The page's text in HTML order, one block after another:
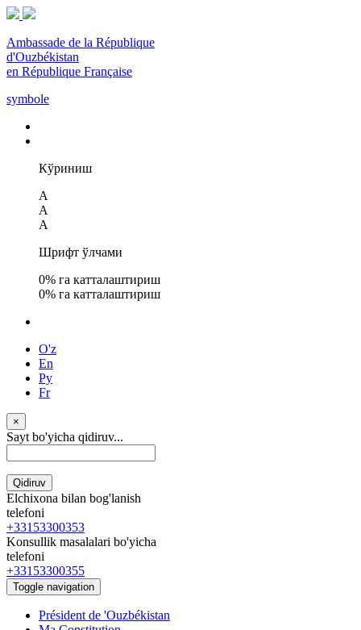
Ambassade de la République
d'Ouzbékistan
en République Française
symbole
Кўриниш
A
A
A
Шрифт ўлчами
0% га катталаштириш
0% га катталаштириш
O'z
En
Ру
Fr
×
Sayt bo'yicha qidiruv...
Qidiruv
Elchixona bilan bog'lanish
telefoni
+33153300353
Konsullik masalalari bo'yicha
telefoni
+33153300355
Toggle navigation
Président de 'Ouzbékistan